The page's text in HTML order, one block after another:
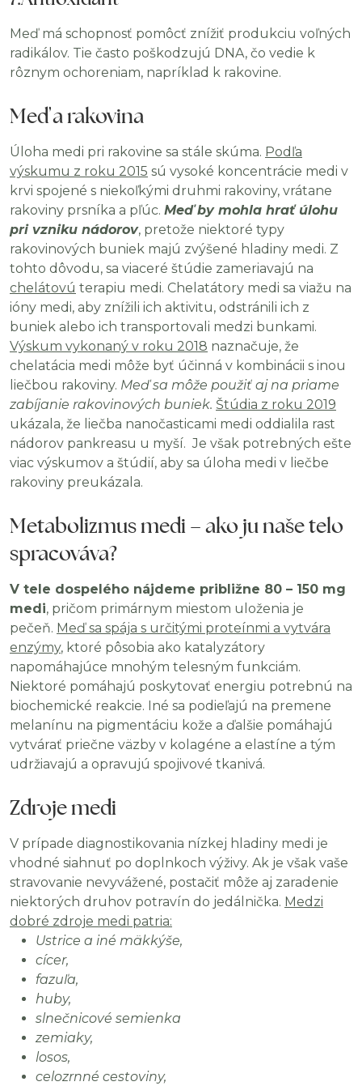
Meď má schopnosť pomôcť znížiť produkciu voľných
radikálov. Tie často poškodzujú DNA, čo vedie k
rôznym ochoreniam, napríklad k rakovine.
Meď a rakovina
Úloha medi pri rakovine sa stále skúma. Podľa
výskumu z roku 2015 sú vysoké koncentrácie medi v
krvi spojené s niekoľkými druhmi rakoviny, vrátane
rakoviny prsníka a pľúc. Meď by mohla hrať úlohu
pri vzniku nádorov, pretože niektoré typy
rakovinových buniek majú zvýšené hladiny medi. Z
tohto dôvodu, sa viaceré štúdie zameriavajú na
chelátovú terapiu medi. Chelatátory medi sa viažu na
ióny medi, aby znížili ich aktivitu, odstránili ich z
buniek alebo ich transportovali medzi bunkami.
Výskum vykonaný v roku 2018 naznačuje, že
chelatácia medi môže byť účinná v kombinácii s inou
liečbou rakoviny. Meď sa môže použiť aj na priame
zabíjanie rakovinových buniek. Štúdia z roku 2019
ukázala, že liečba nanočasticami medi oddialila rast
nádorov pankreasu u myší. Je však potrebných ešte
viac výskumov a štúdií, aby sa úloha medi v liečbe
rakoviny preukázala.
Metabolizmus medi – ako ju naše telo
spracováva?
V tele dospelého nájdeme približne 80 – 150 mg
medi, pričom primárnym miestom uloženia je
pečeň. Meď sa spája s určitými proteínmi a vytvára
enzýmy, ktoré pôsobia ako katalyzátory
napomáhajúce mnohým telesným funkciám.
Niektoré pomáhajú poskytovať energiu potrebnú na
biochemické reakcie. Iné sa podieľajú na premene
melanínu na pigmentáciu kože a ďalšie pomáhajú
vytvárať priečne väzby v kolagéne a elastíne a tým
udržiavajú a opravujú spojivové tkanivá.
Zdroje medi
V prípade diagnostikovania nízkej hladiny medi je
vhodné siahnuť po doplnkoch výživy. Ak je však vaše
stravovanie nevyvážené, postačiť môže aj zaradenie
niektorých druhov potravín do jedálnička. Medzi
dobré zdroje medi patria:
Ustrice a iné mäkkýše,
cícer,
fazuľa,
huby,
slnečnicové semienka
zemiaky,
losos,
celozrnné cestoviny,